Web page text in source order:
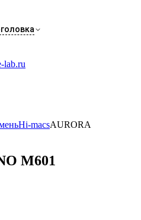
lab.ru
Hi-macsAURORA
M601